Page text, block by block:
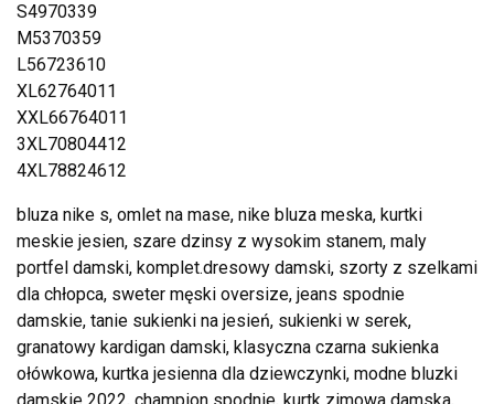
S4970339
M5370359
L56723610
XL62764011
XXL66764011
3XL70804412
4XL78824612
bluza nike s, omlet na mase, nike bluza meska, kurtki
meskie jesien, szare dzinsy z wysokim stanem, maly
portfel damski, komplet.dresowy damski, szorty z szelkami
dla chłopca, sweter męski oversize, jeans spodnie
damskie, tanie sukienki na jesień, sukienki w serek,
granatowy kardigan damski, klasyczna czarna sukienka
ołówkowa, kurtka jesienna dla dziewczynki, modne bluzki